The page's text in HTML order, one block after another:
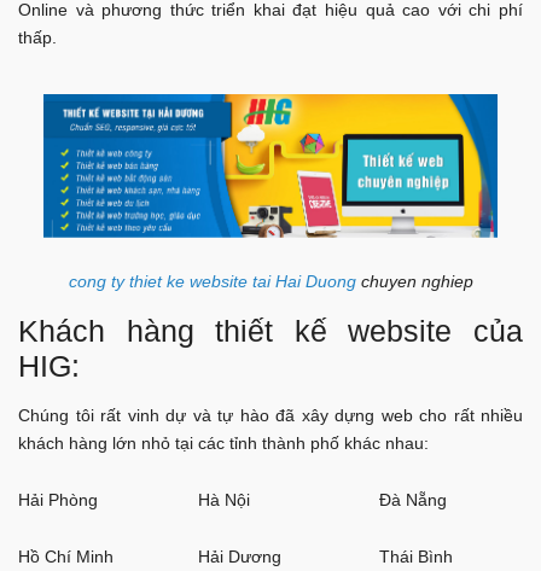
Online và phương thức triển khai đạt hiệu quả cao với chi phí
thấp.
cong ty thiet ke website tai Hai Duongchuyen nghiep
Khách hàng thiết kế website của
HIG:
Chúng tôi rất vinh dự và tự hào đã xây dựng web cho rất nhiều
khách hàng lớn nhỏ tại các tỉnh thành phố khác nhau:
Hải Phòng Hà Nội Đà Nẵng
Hồ Chí Minh Hải Dương Thái Bình